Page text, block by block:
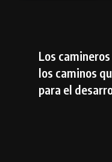
Los
los caminos
para el